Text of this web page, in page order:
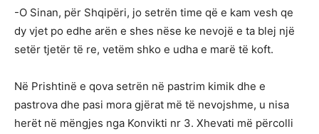
-O Sinan, për Shqipëri, jo setrën time që e kam vesh qe
dy vjet po edhe arën e shes nëse ke nevojë e ta blej një
setër tjetër të re, vetëm shko e udha e marë të koft.
Në Prishtinë e qova setrën në pastrim kimik dhe e
pastrova dhe pasi mora gjërat më të nevojshme, u nisa
herët në mëngjes nga Konvikti nr 3. Xhevati më përcolli